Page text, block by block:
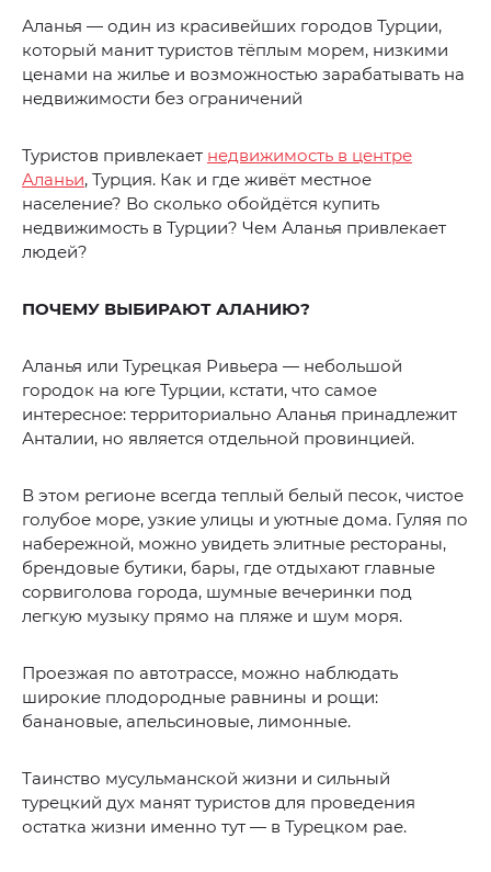
Аланья — один из красивейших городов Турции,
который манит туристов тёплым морем, низкими
ценами на жилье и возможностью зарабатывать на
недвижимости без ограничений
Туристов привлекает недвижимость в центре
Аланьи, Турция. Как и где живёт местное
население? Во сколько обойдётся купить
недвижимость в Турции? Чем Аланья привлекает
людей?
ПОЧЕМУ ВЫБИРАЮТ АЛАНИЮ?
Аланья или Турецкая Ривьера — небольшой
городок на юге Турции, кстати, что самое
интересное: территориально Аланья принадлежит
Анталии, но является отдельной провинцией.
В этом регионе всегда теплый белый песок, чистое
голубое море, узкие улицы и уютные дома. Гуляя по
набережной, можно увидеть элитные рестораны,
брендовые бутики, бары, где отдыхают главные
сорвиголова города, шумные вечеринки под
легкую музыку прямо на пляже и шум моря.
Проезжая по автотрассе, можно наблюдать
широкие плодородные равнины и рощи:
банановые, апельсиновые, лимонные.
Таинство мусульманской жизни и сильный
турецкий дух манят туристов для проведения
остатка жизни именно тут — в Турецком рае.